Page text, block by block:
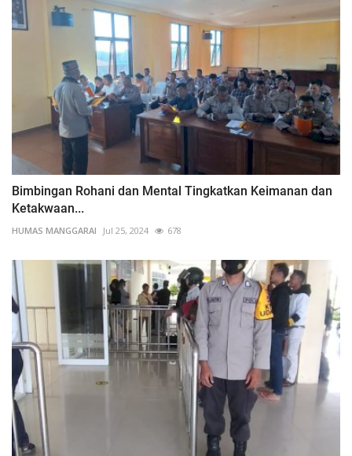
Bimbingan Rohani dan Mental Tingkatkan Keimanan dan
Ketakwaan...
HUMAS MANGGARAI Jul 25, 2024 678